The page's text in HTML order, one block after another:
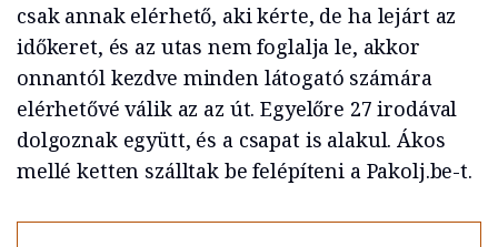
csak annak elérhető, aki kérte, de ha lejárt az
időkeret, és az utas nem foglalja le, akkor
onnantól kezdve minden látogató számára
elérhetővé válik az az út. Egyelőre 27 irodával
dolgoznak együtt, és a csapat is alakul. Ákos
mellé ketten szálltak be felépíteni a Pakolj.be-t.